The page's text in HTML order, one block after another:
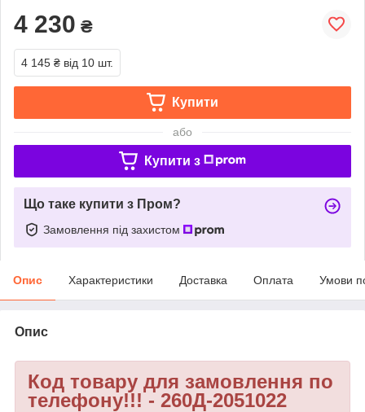
4 230 ₴
4 145 ₴ від 10 шт.
Купити
або
Купити з
Що таке купити з Пром?
Замовлення під захистом
Опис Характеристики Доставка Оплата Умови
Опис
Код товару для замовлення по
телефону!!! - 260Д-2051022